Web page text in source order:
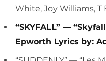
White, Joy Williams,
“SKYFALL” —
Epworth Lyrics by: